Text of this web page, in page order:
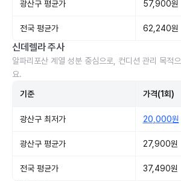
광산구 평균가 57,900원
전국 평균가 62,240원
신데렐라 주사
알파리포산 계열 성분 중심으로, 컨디션 관리 목적
요.
기준 가격(1회)
광산구 최저가 20,000원
광산구 평균가 27,900원
전국 평균가 37,490원